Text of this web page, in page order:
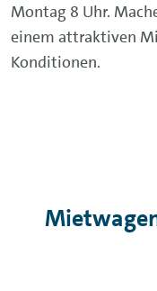
Montag 8 Uhr.
einem attraktiven
Konditionen.